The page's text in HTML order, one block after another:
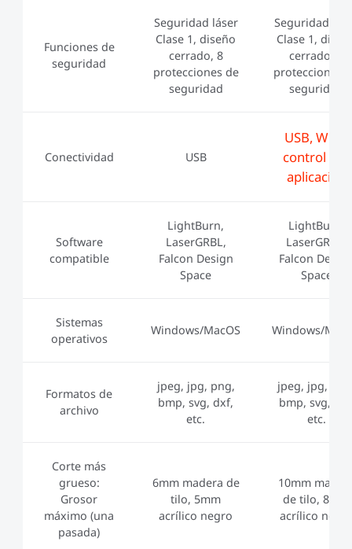
Funciones de
seguridad
Seguridad láser
Clase 1, diseño
cerrado, 8
protecciones de
seguridad
Seguridad
Clase 1,
cerrado, 8
protecciones
seguridad
Conectividad USB
USB, Wi-Fi,
control por
aplicación
Software
compatible
LightBurn,
LaserGRBL,
Falcon Design
Space
LightBurn,
LaserGRBL,
Falcon
Space
Sistemas
operativos
Windows/MacOS Windows/
Formatos de
archivo
jpeg, jpg, png,
bmp, svg, dxf,
etc.
jpeg, jpg,
bmp, svg,
etc.
Corte más
grueso:
Grosor
máximo (una
pasada)
6mm madera de
tilo, 5mm
acrílico negro
10mm
de tilo, 8mm
acrílico